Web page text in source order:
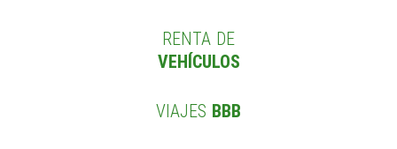
RENTA DE
VEHÍCULOS
VIAJES BBB